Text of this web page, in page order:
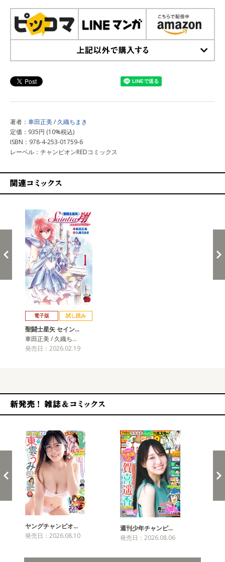
著者： 車田正美/久織ちまき
定価：935円 (10%税込)
ISBN：978-4-253-01759-6
レーベル：チャンピオンREDコミックス
電子版 試し読み
聖闘士星矢 セイン…
車田正美 / 久織ち…
発売日：2026.02.19
ヤングチャンピオ…
発売日：2026.08.10
週刊少年チャンピ…
発売日：2026.08.06